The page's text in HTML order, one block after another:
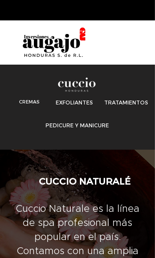
CREMAS EXFOLIANTES TRATAMIENTOS
PEDICURE Y MANICURE
CUCCIO NATURALÉ
Cuccio Naturale es la línea
de spa profesional más
popular en el país.
Contamos con una amplia